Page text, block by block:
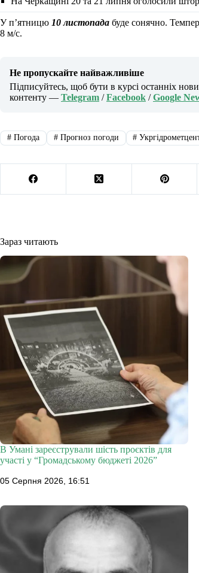
У п’ятницю 10 листопада буде сонячно.
8 м/с.
Не пропускайте найважливіше
Підписуйтесь, щоб бути в курсі останніх
контенту — Telegram /Facebook /Google
#Погода #Прогноз погоди #
Зараз читають
В Умані зареєстрували шість проєктів для
участі у “Громадському бюджеті 2026”
05 Серпня 2026, 16:51